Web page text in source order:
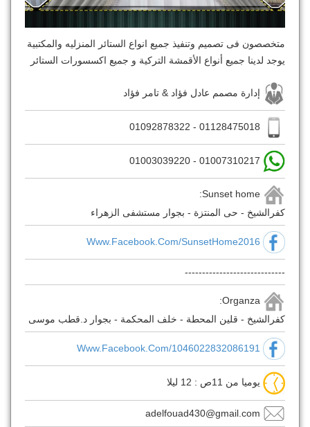
متخصصون فى تصميم وتنفيذ جميع انواع الستائر المنزليه والمكتبية
يوجد لدينا جميع أنواع الأقمشة التركية و جميع اكسسورات الستائر
إدارة مصمم عادل فؤاد & تامر فؤاد
كفرالشيخ - حى المنتزة - بجوار مستشفى الزهراء
Www.facebook.com/SunsetHome2016
-----------------------------
كفرالشيخ - قلين المحطة - خلف المحكمة - بجوار د.قطب موسى
Www.facebook.com/1046022832086191
يوميا من 11ص : 12 ليلا
adelfouad430@gmail.com